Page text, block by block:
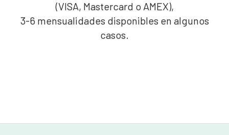
(VISA, Mastercard o AMEX),
3-6 mensualidades disponibles en algunos
casos.